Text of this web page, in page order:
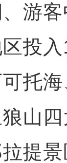
游
投
托
山
提